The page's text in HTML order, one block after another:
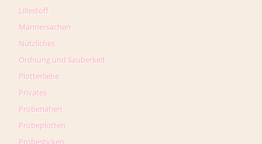
Lillestoff
Männersachen
Nützliches
Ordnung und Sauberkeit
Plotterliebe
Privates
Probenähen
Probeplotten
Probesticken